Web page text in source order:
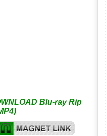
Blu-ray Rip